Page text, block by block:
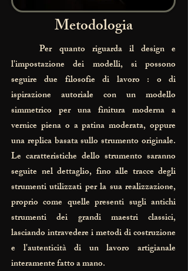
Metodologia
Per quanto riguarda il design e
l'impostazione dei modelli, si possono
seguire due filosofie di lavoro : o di
ispirazione autoriale con un modello
simmetrico per una finitura moderna a
vernice piena o a patina moderata, oppure
una replica basata sullo strumento originale.
Le caratteristiche dello strumento saranno
seguite nel dettaglio, fino alle tracce degli
strumenti utilizzati per la sua realizzazione,
proprio come quelle presenti sugli antichi
strumenti dei grandi maestri classici,
lasciando intravedere i metodi di costruzione
e l'autenticità di un lavoro artigianale
interamente fatto a mano.